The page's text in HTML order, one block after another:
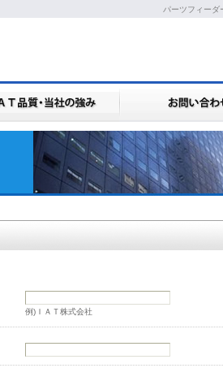
パーツフィーダ
例)ＩＡＴ株式会社